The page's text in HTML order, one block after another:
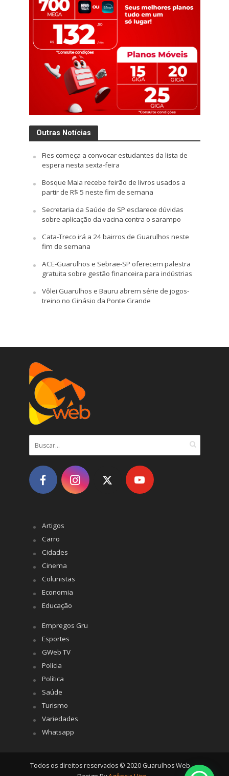
Outras Notícias
Fies começa a convocar estudantes da lista de
espera nesta sexta-feira
Bosque Maia recebe feirão de livros usados a
partir de R$ 5 neste fim de semana
Secretaria da Saúde de SP esclarece dúvidas
sobre aplicação da vacina contra o sarampo
Cata-Treco irá a 24 bairros de Guarulhos neste
fim de semana
ACE-Guarulhos e Sebrae-SP oferecem palestra
gratuita sobre gestão financeira para indústrias
Vôlei Guarulhos e Bauru abrem série de jogos-
treino no Ginásio da Ponte Grande
Artigos
Carro
Cidades
Cinema
Colunistas
Economia
Educação
Empregos Gru
Esportes
GWeb TV
Polícia
Política
Saúde
Turismo
Variedades
Whatsapp
Todos os direitos reservados © 2020 Guarulhos Web -